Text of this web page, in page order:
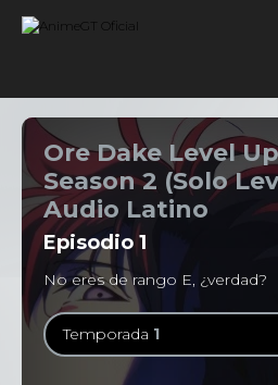
Ore Dake Level
Season 2 (Solo
Audio Latino
Episodio 1
No eres de rango E, ¿verdad?
Temporada 1